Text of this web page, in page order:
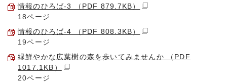
情報のひろば-3 （PDF 879.7KB）
18ページ
情報のひろば-4 （PDF 808.3KB）
19ページ
緑鮮やかな広葉樹の森を歩いてみませんか （PDF
1017.1KB）
20ページ